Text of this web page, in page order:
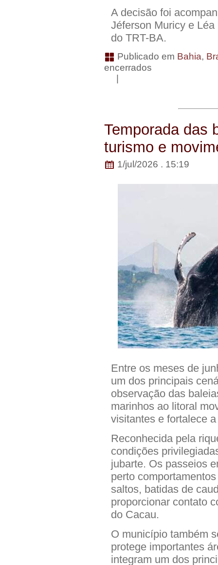
A decisão foi
Jéferson Muricy e
do TRT-BA.
Publicado em Bahia,
encerrados
Temporada das
turismo e
1/jul/2026 . 15:19
Entre os meses de
um dos principais
observação das
marinhos ao litoral
visitantes e fortalece
Reconhecida pela
condições
jubarte. Os passeios
perto
saltos, batidas de
proporcionar contato
do Cacau.
O município também
protege importantes
integram um dos